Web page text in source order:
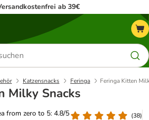
ab 39€
Katzensnacks Feringa Feringa Kitten
Milky Snacks
from zero to 5: 4.8/5
(38)